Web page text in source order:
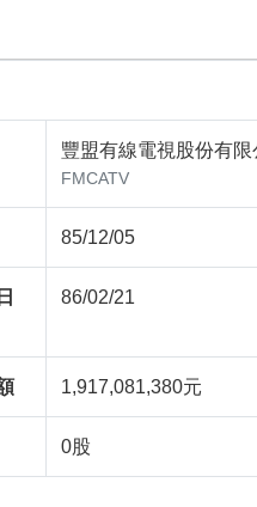
豐盟有線電視股份有限
FMCATV
85/12/05
86/02/21
1,917,081,380元
0股